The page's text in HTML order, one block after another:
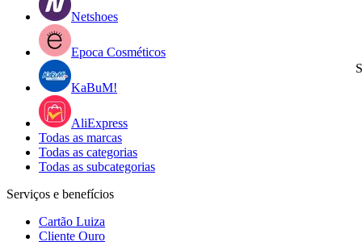
Netshoes
Epoca Cosméticos
KaBuM!
AliExpress
Todas as marcas
Todas as categorias
Todas as subcategorias
Serviços e benefícios
Cartão Luiza
Cliente Ouro